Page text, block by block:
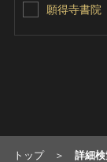
願得寺書院
トップ 詳細